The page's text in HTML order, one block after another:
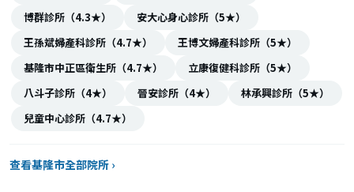
博群診所（4.3★）
安大心身心診所（5★）
王孫斌婦產科診所（4.7★）
王博文婦產科診所（5★）
基隆市中正區衛生所（4.7★）
立康復健科診所（5★）
八斗子診所（4★）
晉安診所（4★）
林承興診所（5★）
兒童中心診所（4.7★）
查看基隆市全部院所 ›